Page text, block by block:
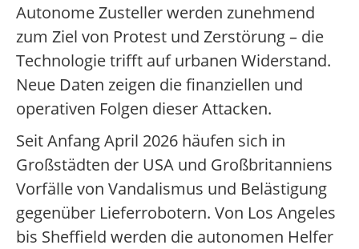
Autonome Zusteller werden zunehmend
zum Ziel von Protest und Zerstörung – die
Technologie trifft auf urbanen Widerstand.
Neue Daten zeigen die finanziellen und
operativen Folgen dieser Attacken.
Seit Anfang April 2026 häufen sich in
Großstädten der USA und Großbritanniens
Vorfälle von Vandalismus und Belästigung
gegenüber Lieferrobotern. Von Los Angeles
bis Sheffield werden die autonomen Helfer